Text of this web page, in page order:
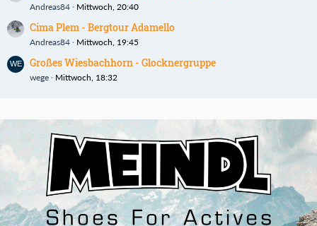
Andreas84 Mittwoch, 20:40
Cima Plem - Bergtour Adamello
Andreas84 Mittwoch, 19:45
Großes Wiesbachhorn - Glocknergruppe
wege Mittwoch, 18:32